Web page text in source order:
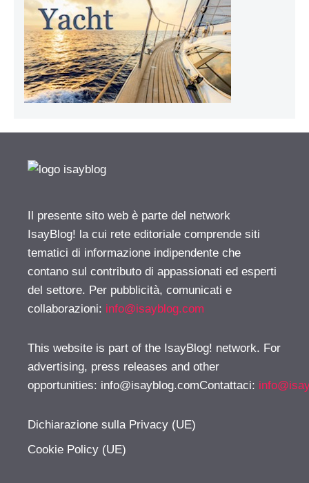
Il presente sito web è parte del network
IsayBlog! la cui rete editoriale comprende siti
tematici di informazione indipendente che
contano sul contributo di appassionati ed esperti
del settore. Per pubblicità, comunicati e
collaborazioni: info@isayblog.com
This website is part of the IsayBlog! network. For
advertising, press releases and other
opportunities: info@isayblog.comContattaci:
Dichiarazione sulla Privacy (UE)
Cookie Policy (UE)